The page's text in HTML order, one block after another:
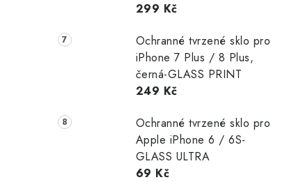
299 Kč
Ochranné tvrzené sklo pro
iPhone 7 Plus / 8 Plus,
černá-GLASS PRINT
249 Kč
Ochranné tvrzené sklo pro
Apple iPhone 6 / 6S-
GLASS ULTRA
69 Kč